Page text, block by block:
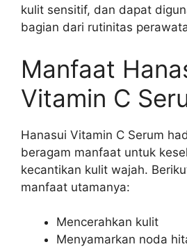
kulit sensitif, dan dapat
bagian dari rutinitas
Manfaat
Vitamin C
Hanasui Vitamin C Serum
beragam manfaat untuk
kecantikan kulit wajah.
manfaat utamanya:
Mencerahkan kulit
Menyamarkan noda